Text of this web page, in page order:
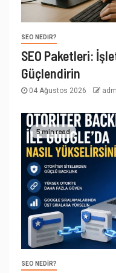
SEO NEDIR?
SEO Paketleri:
Güçlendirin
04 Ağustos 2026
5 min read
SEO NEDIR?